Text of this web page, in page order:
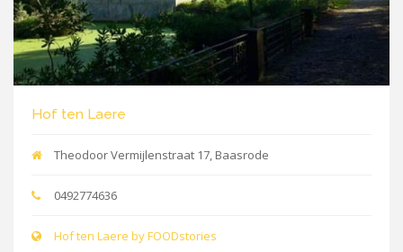
Hof ten Laere
Theodoor Vermijlenstraat 17, Baasrode
0492774636
Hof ten Laere by FOODstories